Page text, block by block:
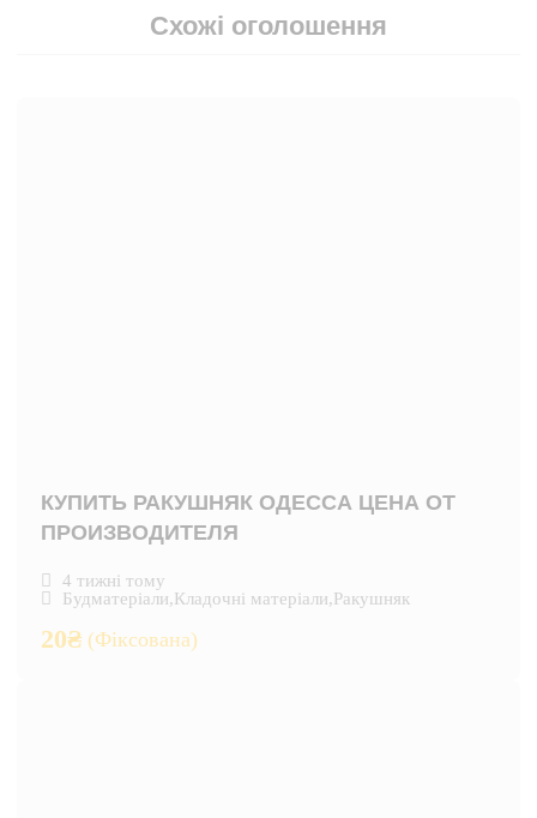
Схожі оголошення
КУПИТЬ РАКУШНЯК ОДЕССА ЦЕНА ОТ
ПРОИЗВОДИТЕЛЯ
4 тижні тому
Будматеріали,Кладочні матеріали,Ракушняк
20₴ (Фіксована)